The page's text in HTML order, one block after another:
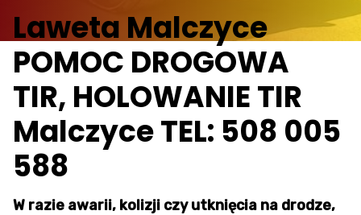
Laweta Malczyce
POMOC DROGOWA
TIR, HOLOWANIE TIR
Malczyce TEL: 508 005
588
W razie awarii, kolizji czy utknięcia na drodze,